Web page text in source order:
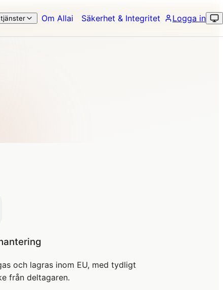
Om Allai Säkerhet & Integritet Logga in
och lagras inom EU, med tydligt
från deltagaren.